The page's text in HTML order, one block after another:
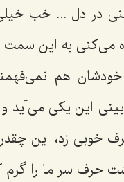
در دل ... خب
می‌کنی به این
هم
این یکی
حرف خوبی زد، این
حرف سر ما را